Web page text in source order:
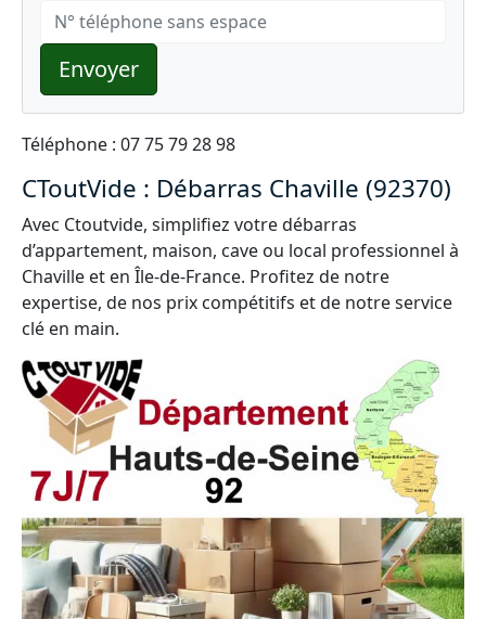
Envoyer
Téléphone : 07 75 79 28 98
CToutVide : Débarras Chaville (92370)
Avec Ctoutvide, simplifiez votre débarras
d’appartement, maison, cave ou local professionnel à
Chaville et en Île-de-France. Profitez de notre
expertise, de nos prix compétitifs et de notre service
clé en main.